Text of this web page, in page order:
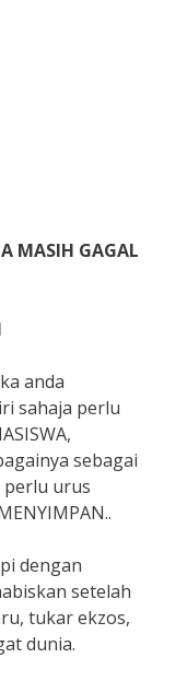
MASIH GAGAL
anda
sahaja perlu
sebagai
perlu urus
dengan
setelah
tukar ekzos,
dunia.